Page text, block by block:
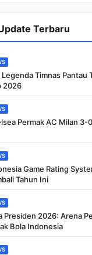
Terbaru
Legenda Timnas Pantau
2026
Permak AC Milan 3-
Game Rating
Tahun Ini
Presiden 2026: Arena
Bola Indonesia